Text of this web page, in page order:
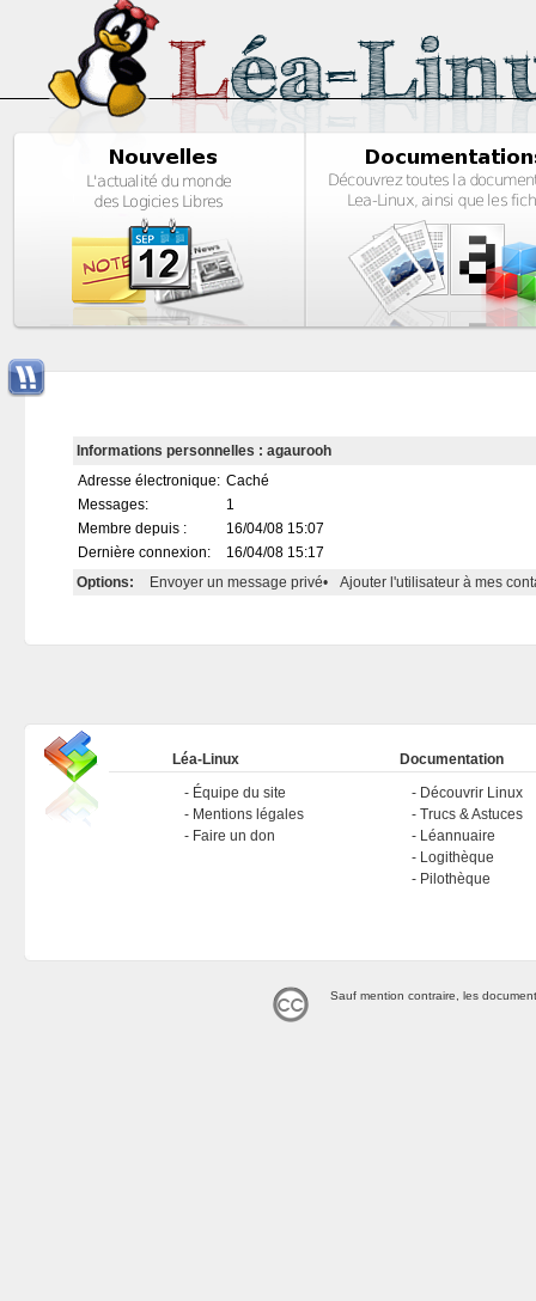
Informations personnelles : agaurooh
Adresse électronique: Caché
Messages:
1
Membre depuis :
16/04/08 15:07
Dernière connexion:
16/04/08 15:17
Options:
Envoyer un message privé• Ajouter l'utilisateur à mes
Léa-Linux
Équipe du site
Mentions légales
Faire un don
Documentation
Découvrir Linux
Trucs & Astuces
Léannuaire
Logithèque
Pilothèque
Sauf mention contraire, les